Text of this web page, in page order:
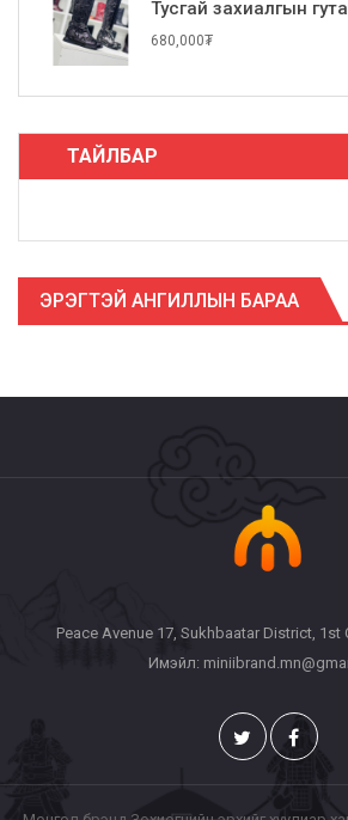
Тусгай захиалгын
680,000₮
ТАЙЛБАР
ЭРЭГТЭЙ АНГИЛЛЫН БАРАА
Peace Avenue 17, Sukhbaatar District, 1st
Имэйл: